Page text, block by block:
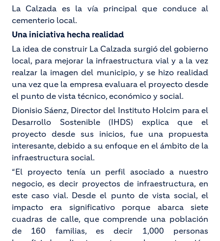
La Calzada es la vía principal que conduce al
cementerio local.
Una iniciativa hecha realidad
La idea de construir La Calzada surgió del gobierno
local, para mejorar la infraestructura vial y a la vez
realzar la imagen del municipio, y se hizo realidad
una vez que la empresa evaluara el proyecto desde
el punto de vista técnico, económico y social.
Dionisio Sáenz, Director del Instituto Holcim para el
Desarrollo Sostenible (IHDS) explica que el
proyecto desde sus inicios, fue una propuesta
interesante, debido a su enfoque en el ámbito de la
infraestructura social.
“El proyecto tenía un perfil asociado a nuestro
negocio, es decir proyectos de infraestructura, en
este caso vial. Desde el punto de vista social, el
impacto era significativo porque abarca siete
cuadras de calle, que comprende una población
de 160 familias, es decir 1,000 personas